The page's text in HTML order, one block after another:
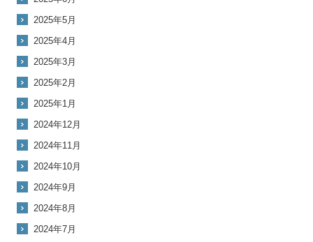
2025年5月
2025年4月
2025年3月
2025年2月
2025年1月
2024年12月
2024年11月
2024年10月
2024年9月
2024年8月
2024年7月